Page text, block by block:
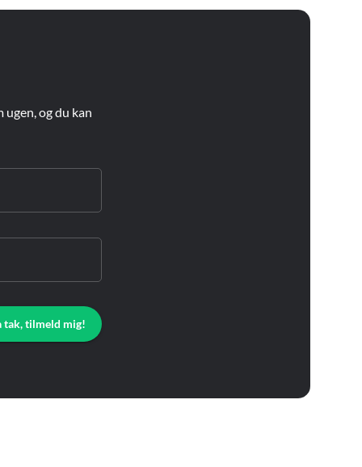
og du kan
tak, tilmeld mig!